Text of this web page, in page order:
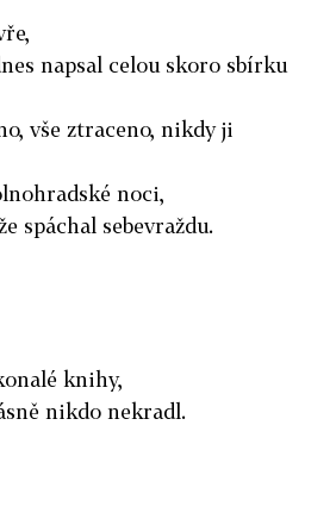
napsal celou skoro sbírku
vše ztraceno, nikdy ji
noci,
spáchal sebevraždu.
knihy,
nikdo nekradl.